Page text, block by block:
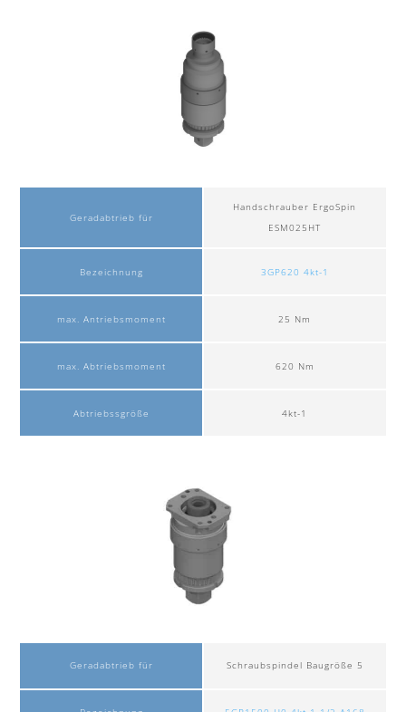
Geradabtrieb für
Bezeichnung
max. Antriebsmoment
max. Abtriebsmoment
Abtriebssgröße
Handschrauber ErgoSpin
ESM025HT
3GP620 4kt-1
25 Nm
620 Nm
4kt-1
Geradabtrieb für Schraubspindel Baugröße 5